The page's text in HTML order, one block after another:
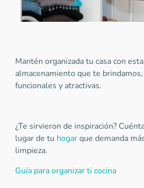
Mantén organizada tu casa con
almacenamiento que te
funcionales y atractivas.
¿Te sirvieron de inspiración?
lugar de tu hogarque demanda
limpieza.
Guía para organizar ti cocina